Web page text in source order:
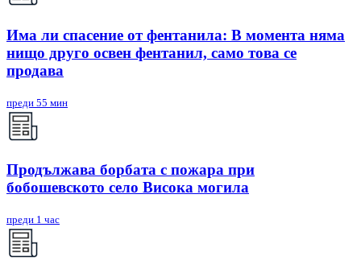
Има ли спасение от фентанила: В момента няма
нищо друго освен фентанил, само това се
продава
преди 55 мин
Продължава борбата с пожара при
бобошевското село Висока могила
преди 1 час